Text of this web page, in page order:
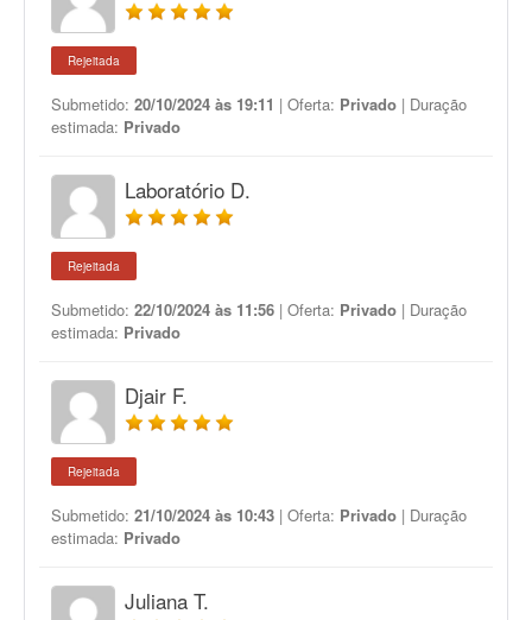
Rejeitada
Submetido: 20/10/2024 às 19:11 | Oferta: Privado | Duração
estimada: Privado
Laboratório D.
Rejeitada
Submetido: 22/10/2024 às 11:56 | Oferta: Privado | Duração
estimada: Privado
Djair F.
Rejeitada
Submetido: 21/10/2024 às 10:43 | Oferta: Privado | Duração
estimada: Privado
Juliana T.